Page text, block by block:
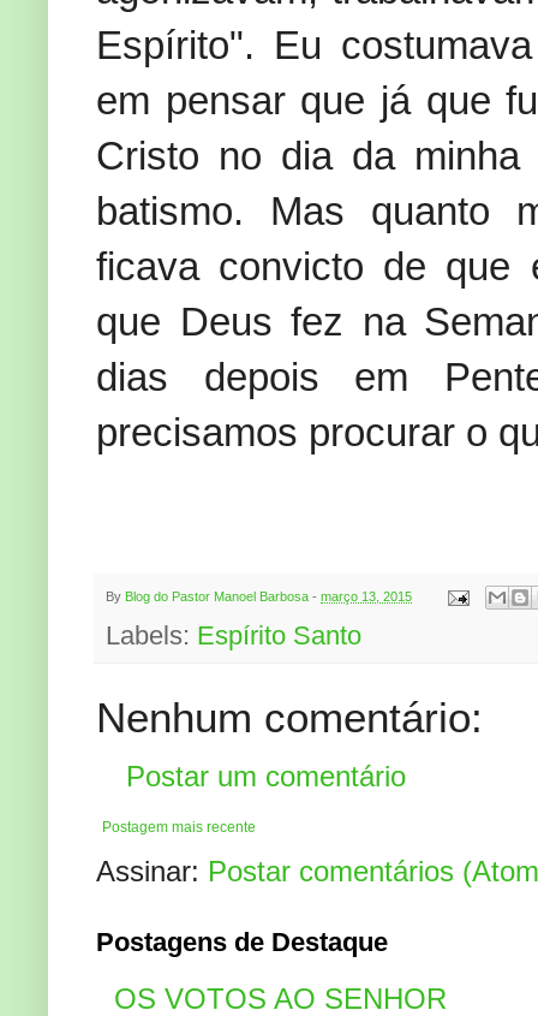
Espírito". Eu
em pensar que já que
Cristo no dia da minha
batismo. Mas quanto
ficava convicto de que
que Deus fez na
dias depois em
precisamos procurar o
By Blog do Pastor Manoel Barbosa - março 13, 2015
Labels: Espírito Santo
Nenhum comentário:
Postar um comentário
Postagem mais recente
Assinar: Postar comentários
Postagens de Destaque
OS VOTOS AO SENHOR